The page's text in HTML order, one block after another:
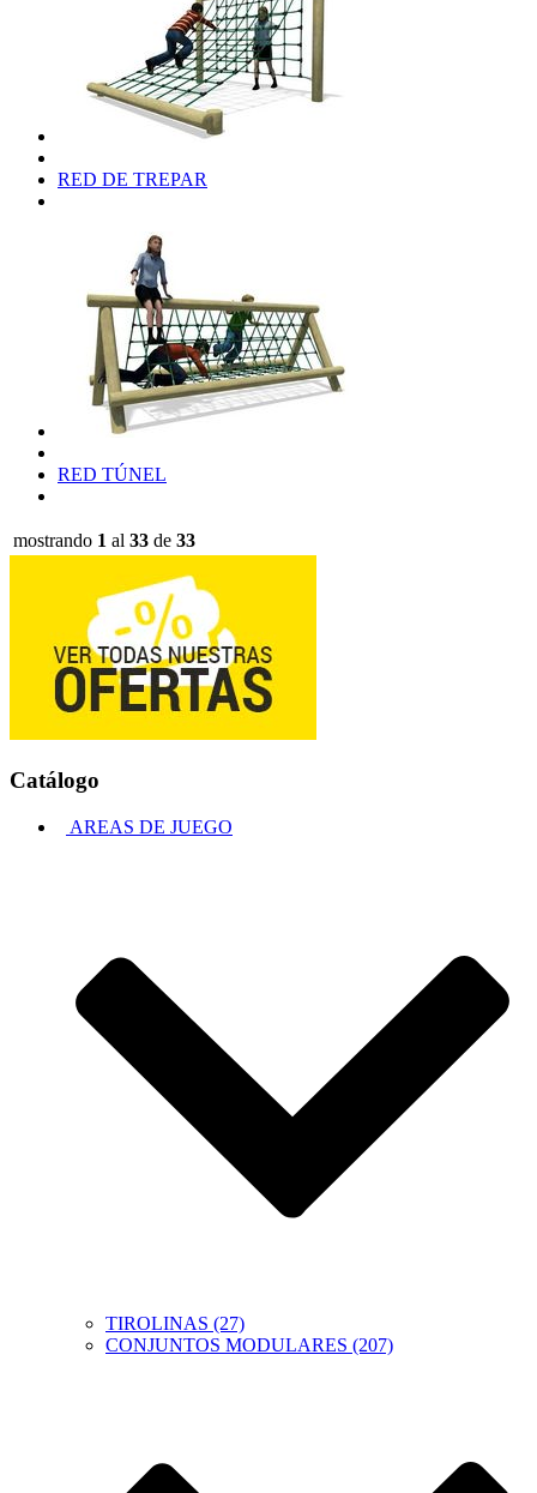
RED DE TREPAR
RED TÚNEL
mostrando 1 al 33 de 33
Catálogo
AREAS DE JUEGO
TIROLINAS (27)
CONJUNTOS MODULARES (207)